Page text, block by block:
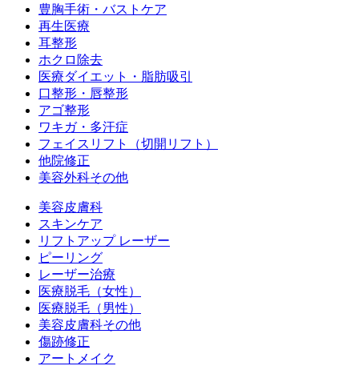
豊胸手術・バストケア
再生医療
耳整形
ホクロ除去
医療ダイエット・脂肪吸引
口整形・唇整形
アゴ整形
ワキガ・多汗症
フェイスリフト（切開リフト）
他院修正
美容外科その他
美容皮膚科
スキンケア
リフトアップ レーザー
ピーリング
レーザー治療
医療脱毛（女性）
医療脱毛（男性）
美容皮膚科その他
傷跡修正
アートメイク